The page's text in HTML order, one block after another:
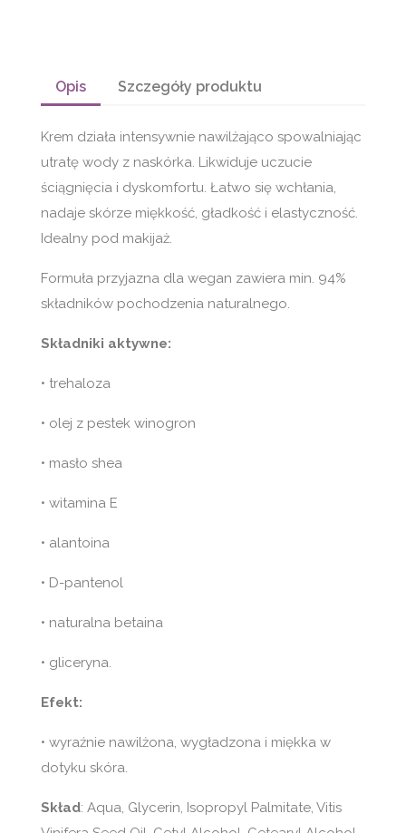
Opis Szczegóły produktu
Krem działa intensywnie nawilżająco spowalniając
utratę wody z naskórka. Likwiduje uczucie
ściągnięcia i dyskomfortu. Łatwo się wchłania,
nadaje skórze miękkość, gładkość i elastyczność.
Idealny pod makijaż.
Formuła przyjazna dla wegan zawiera min. 94%
składników pochodzenia naturalnego.
Składniki aktywne:
• trehaloza
• olej z pestek winogron
• masło shea
• witamina E
• alantoina
• D-pantenol
• naturalna betaina
• gliceryna.
Efekt:
• wyraźnie nawilżona, wygładzona i miękka w
dotyku skóra.
Skład: Aqua, Glycerin, Isopropyl Palmitate, Vitis